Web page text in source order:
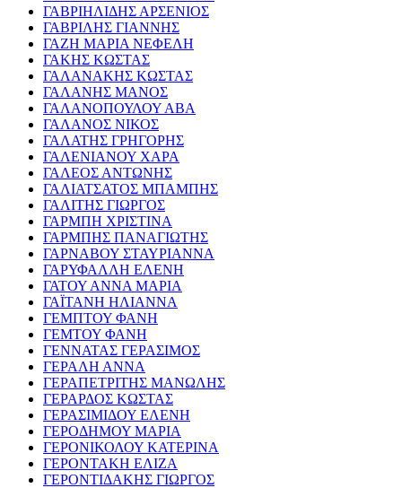
ΓΑΒΡΙΗΛΙΔΗΣ ΑΡΣΕΝΙΟΣ
ΓΑΒΡΙΛΗΣ ΓΙΑΝΝΗΣ
ΓΑΖΗ ΜΑΡΙΑ ΝΕΦΕΛΗ
ΓΑΚΗΣ ΚΩΣΤΑΣ
ΓΑΛΑΝΑΚΗΣ ΚΩΣΤΑΣ
ΓΑΛΑΝΗΣ ΜΑΝΟΣ
ΓΑΛΑΝΟΠΟΥΛΟΥ ΑΒΑ
ΓΑΛΑΝΟΣ ΝΙΚΟΣ
ΓΑΛΑΤΗΣ ΓΡΗΓΟΡΗΣ
ΓΑΛΕΝΙΑΝΟΥ ΧΑΡΑ
ΓΑΛΕΟΣ ΑΝΤΩΝΗΣ
ΓΑΛΙΑΤΣΑΤΟΣ ΜΠΑΜΠΗΣ
ΓΑΛΙΤΗΣ ΓΙΩΡΓΟΣ
ΓΑΡΜΠΗ ΧΡΙΣΤΙΝΑ
ΓΑΡΜΠΗΣ ΠΑΝΑΓΙΩΤΗΣ
ΓΑΡΝΑΒΟΥ ΣΤΑΥΡΙΑΝΝΑ
ΓΑΡΥΦΑΛΛΗ ΕΛΕΝΗ
ΓΑΤΟΥ ΑΝΝΑ ΜΑΡΙΑ
ΓΑΪΤΑΝΗ ΗΛΙΑΝΝΑ
ΓΕΜΠΤΟΥ ΦΑΝΗ
ΓΕΜΤΟΥ ΦΑΝΗ
ΓΕΝΝΑΤΑΣ ΓΕΡΑΣΙΜΟΣ
ΓΕΡΑΛΗ ΑΝΝΑ
ΓΕΡΑΠΕΤΡΙΤΗΣ ΜΑΝΩΛΗΣ
ΓΕΡΑΡΔΟΣ ΚΩΣΤΑΣ
ΓΕΡΑΣΙΜΙΔΟΥ ΕΛΕΝΗ
ΓΕΡΟΔΗΜΟΥ ΜΑΡΙΑ
ΓΕΡΟΝΙΚΟΛΟΥ ΚΑΤΕΡΙΝΑ
ΓΕΡΟΝΤΑΚΗ ΕΛΙΖΑ
ΓΕΡΟΝΤΙΔΑΚΗΣ ΓΙΩΡΓΟΣ